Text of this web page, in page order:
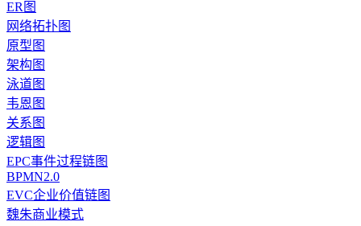
ER图
网络拓扑图
原型图
架构图
泳道图
韦恩图
关系图
逻辑图
EPC事件过程链图
BPMN2.0
EVC企业价值链图
魏朱商业模式